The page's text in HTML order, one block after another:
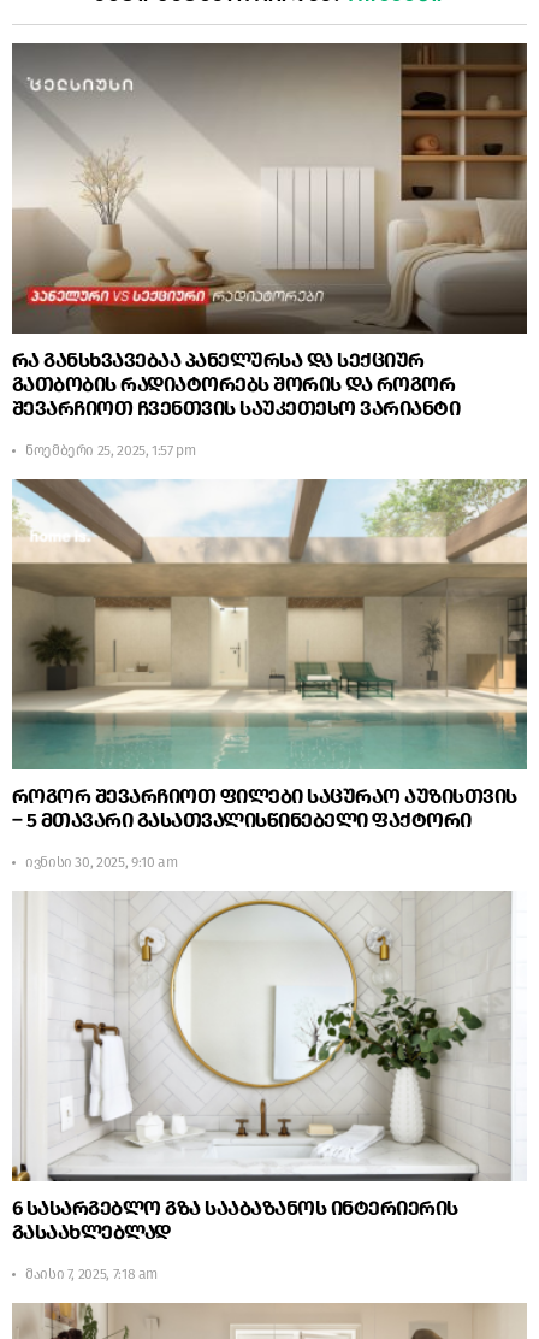
რა განსხვავებაა პანელურსა და სექციურ
გათბობის რადიატორებს შორის და როგორ
შევარჩიოთ ჩვენთვის საუკეთესო ვარიანტი
ნოემბერი 25, 2025, 1:57 pm
როგორ შევარჩიოთ ფილები საცურაო აუზისთვის
– 5 მთავარი გასათვალისწინებელი ფაქტორი
ივნისი 30, 2025, 9:10 am
6 სასარგებლო გზა სააბაზანოს ინტერიერის
გასაახლებლად
მაისი 7, 2025, 7:18 am